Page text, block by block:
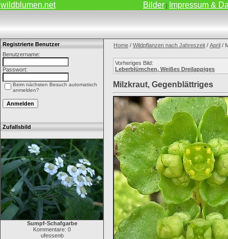
wildblumen.net Bilder | Impressum &
Registrierte Benutzer
Benutzername:
Passwort:
Beim nächsten Besuch automatisch
anmelden?
Zufallsbild
Sumpf-Schafgarbe
Kommentare: 0
ufessenb
Home / Wildpflanzen nach Jahreszeit / April /
Vorheriges Bild:
Leberblümchen, Weißes Dreilappiges
Milzkraut, Gegenblättriges